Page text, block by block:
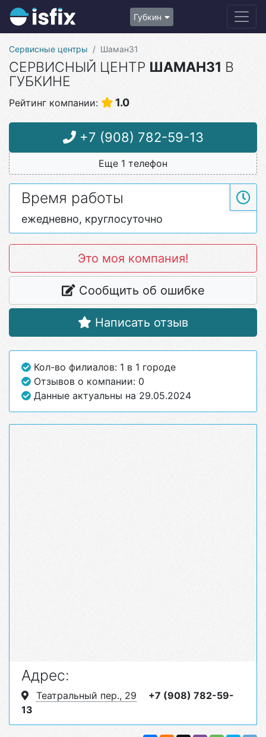
Губкин
Сервисные центры Шаман31
СЕРВИСНЫЙ ЦЕНТР ШАМАН31 В
ГУБКИНЕ
Рейтинг компании: 1.0
+7 (908) 782-59-13
Еще 1 телефон
Время работы
ежедневно, круглосуточно
Это моя компания!
Сообщить об ошибке
Написать отзыв
Кол-во филиалов: 1 в 1 городе
Отзывов о компании: 0
Данные актуальны на 29.05.2024
Адрес:
Театральный пер., 29
+7 (908) 782-59-
13